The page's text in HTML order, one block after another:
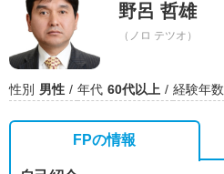
野呂 哲雄
（ノロ テツオ）
性別 男性 年代 60代以上 経験年数
FPの情報